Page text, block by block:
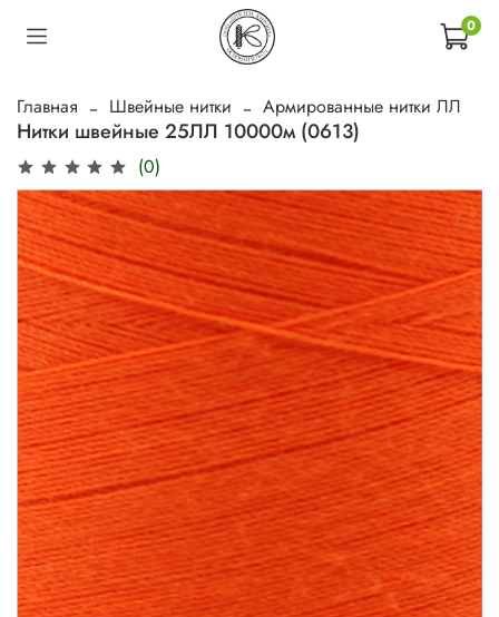
0
Главная Швейные нитки Армированные нитки ЛЛ
Нитки швейные 25ЛЛ 10000м (0613)
(0)